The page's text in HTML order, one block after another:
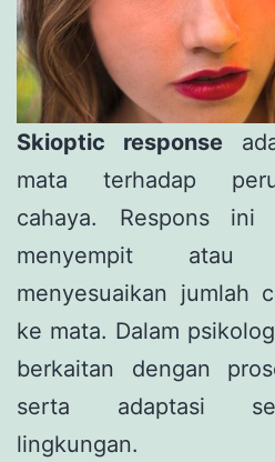
Skioptic response
mata terhadap
cahaya. Respons
menyempit atau
menyesuaikan jumlah
ke mata. Dalam
berkaitan dengan
serta adaptasi
lingkungan.